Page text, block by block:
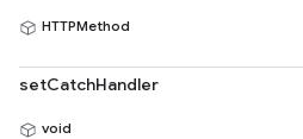
HTTPMethod
setCatchHandler
void